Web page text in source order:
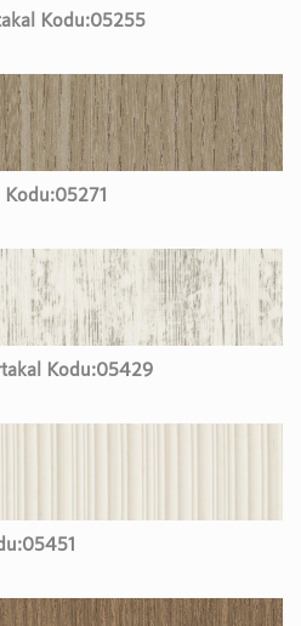
Kodu:05255
Kodu:05271
Kodu:05429
05451